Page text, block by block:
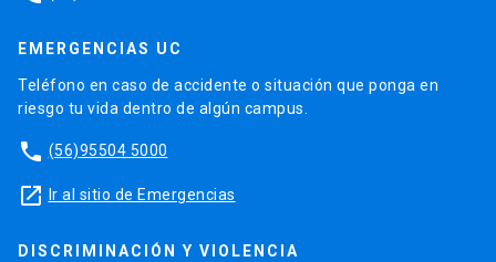
EMERGENCIAS UC
Teléfono en caso de accidente o situación que ponga en
riesgo tu vida dentro de algún campus.
phone (56)95504 5000
launch Ir al sitio de Emergencias
DISCRIMINACIÓN Y VIOLENCIA